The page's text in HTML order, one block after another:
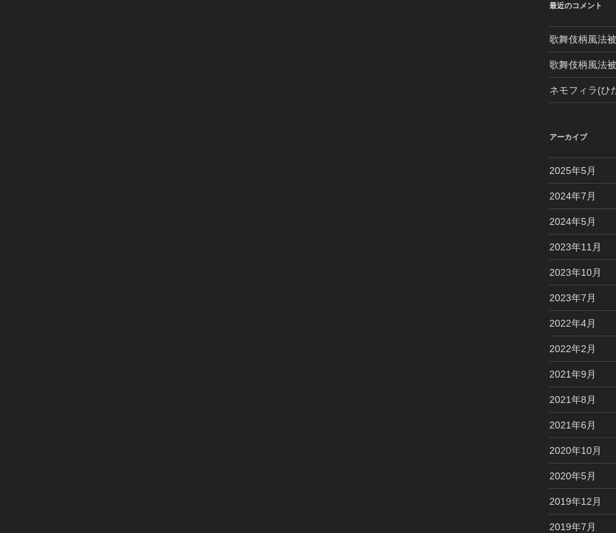
最近のコメント
歌舞伎柄風法被
歌舞伎柄風法被
ネモフィラ(ひ
アーカイブ
2025年5月
2024年7月
2024年5月
2023年11月
2023年10月
2023年7月
2022年4月
2022年2月
2021年9月
2021年8月
2021年6月
2020年10月
2020年5月
2019年12月
2019年7月